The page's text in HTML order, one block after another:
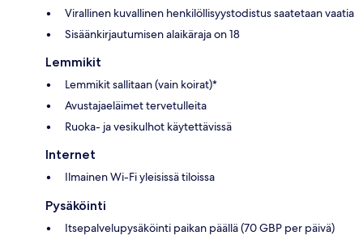
Virallinen kuvallinen henkilöllisyystodistus saatetaan vaatia
Sisäänkirjautumisen alaikäraja on 18
Lemmikit
Lemmikit sallitaan (vain koirat)*
Avustajaeläimet tervetulleita
Ruoka- ja vesikulhot käytettävissä
Internet
Ilmainen Wi-Fi yleisissä tiloissa
Pysäköinti
Itsepalvelupysäköinti paikan päällä (70 GBP per päivä)